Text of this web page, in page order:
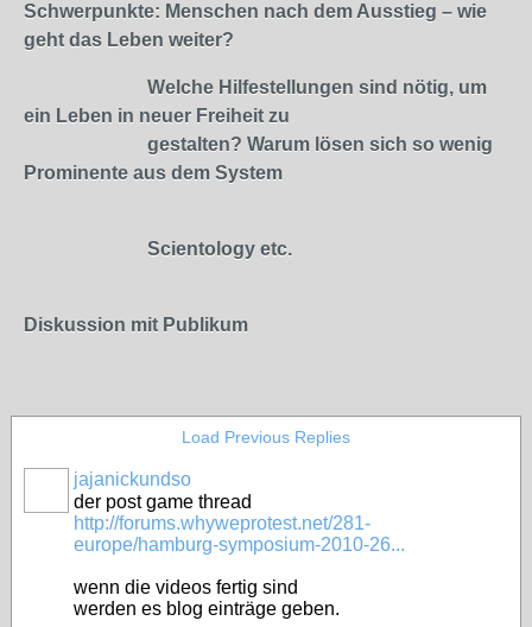
Schwerpunkte: Menschen nach dem Ausstieg – wie
geht das Leben weiter?
Welche Hilfestellungen sind nötig, um
ein Leben in neuer Freiheit zu
gestalten? Warum lösen sich so wenig
Prominente aus dem System
Scientology etc.
Diskussion mit Publikum
Load Previous Replies
jajanickundso
der post game thread
http://forums.whyweprotest.net/281-
europe/hamburg-symposium-2010-26...
wenn die videos fertig sind
werden es blog einträge geben.